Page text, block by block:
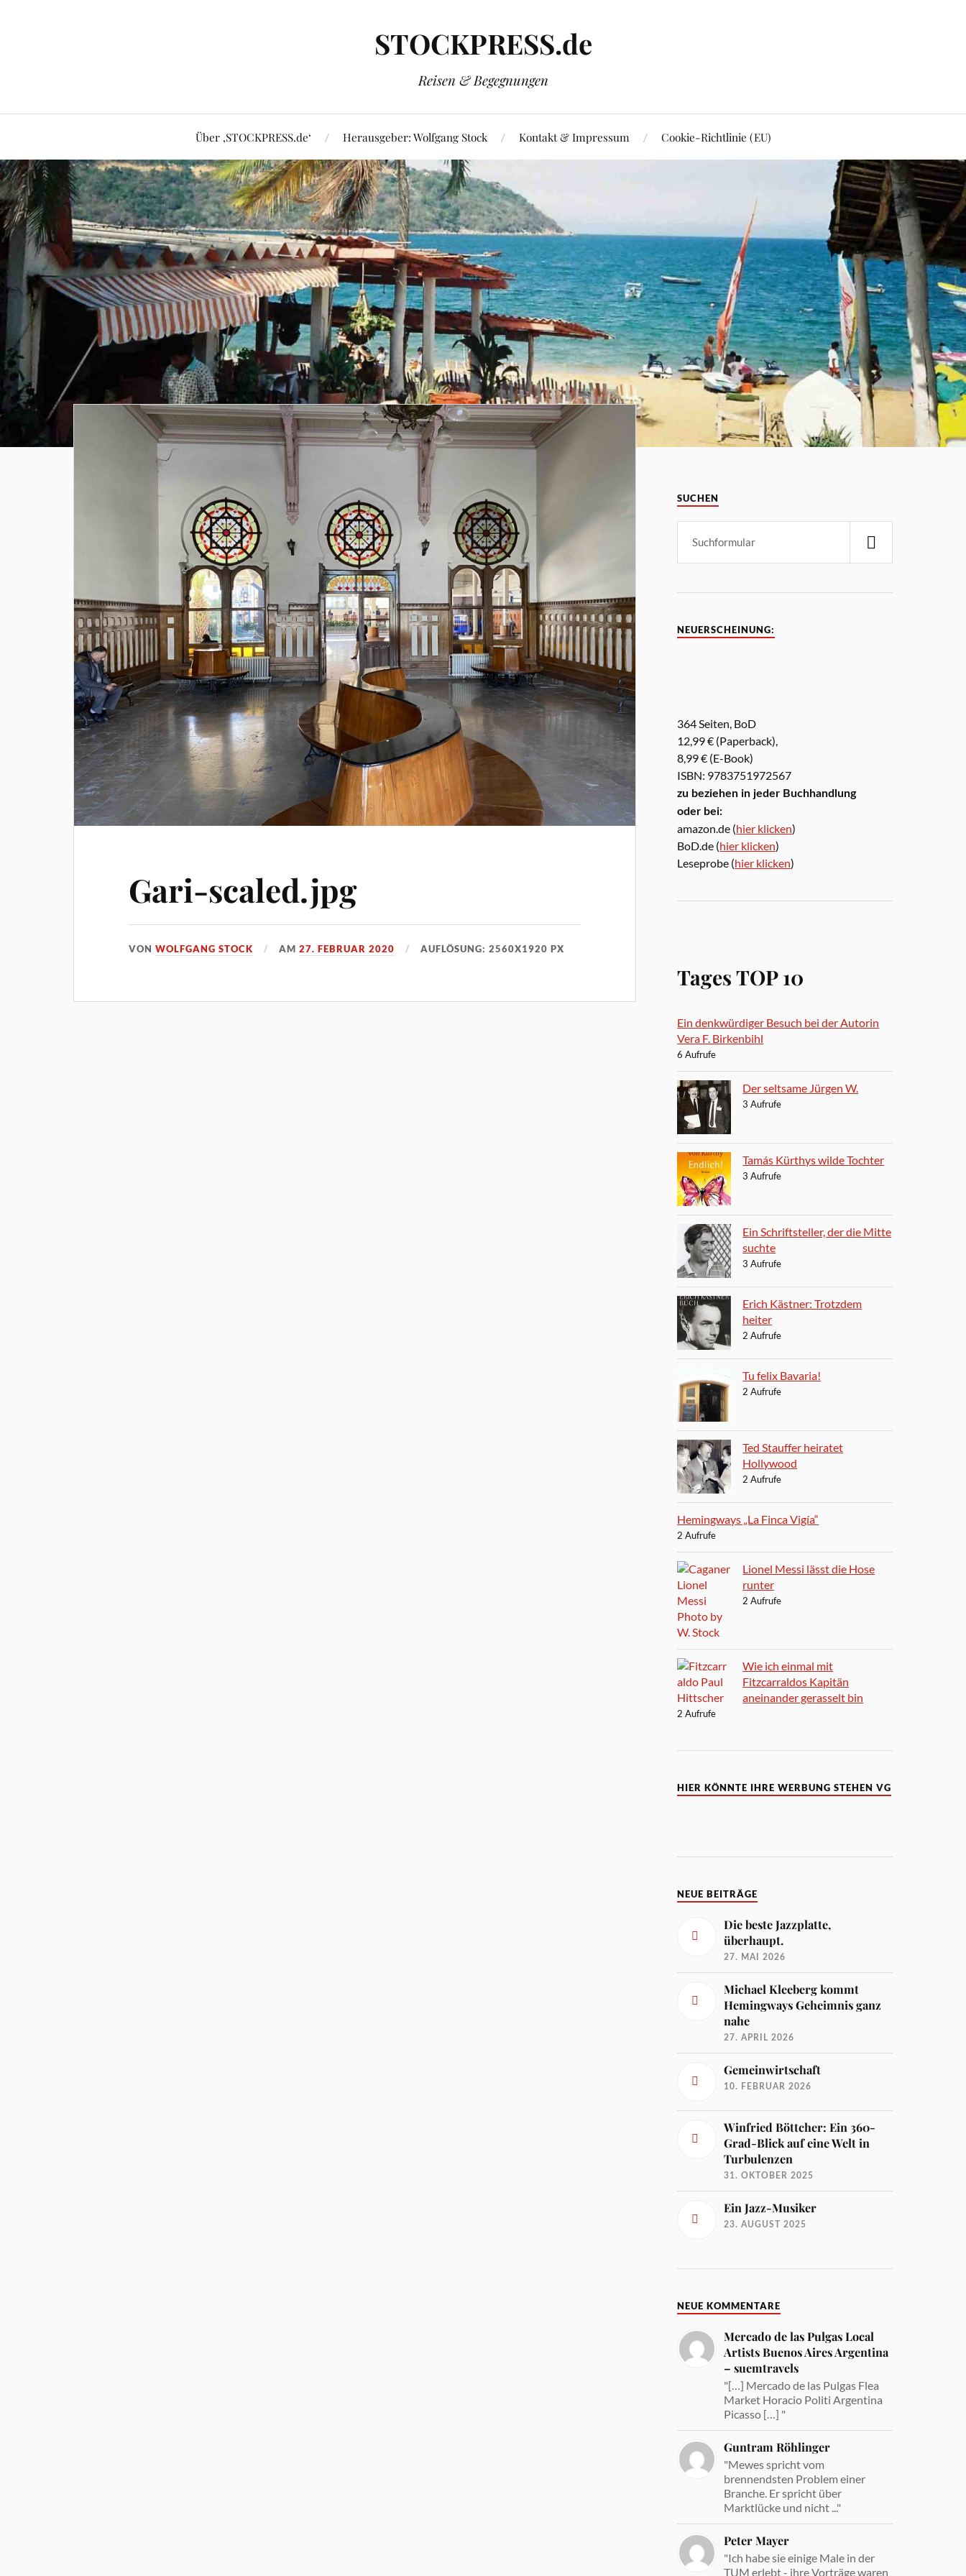
STOCKPRESS.de
Reisen & Begegnungen
Über ‚STOCKPRESS.de‘ Herausgeber: Wolfgang Stock Kontakt & Impressum Cookie-Richtlinie (EU)
Gari-scaled.jpg
VONWOLFGANG STOCK AM27. FEBRUAR 2020 AUFLÖSUNG: 2560X1920 PX
SUCHEN
NEUERSCHEINUNG:
364 Seiten, BoD
12,99 € (Paperback),
8,99 € (E-Book)
ISBN: 9783751972567
zu beziehen in jeder Buchhandlung
oder bei:
amazon.de (hier klicken)
BoD.de (hier klicken)
Leseprobe (hier klicken)
Tages TOP 10
Ein denkwürdiger Besuch bei der Autorin
Vera F. Birkenbihl
6 Aufrufe
Der seltsame Jürgen W.
3 Aufrufe
Tamás Kürthys wilde Tochter
3 Aufrufe
Ein Schriftsteller, der die Mitte
suchte
3 Aufrufe
Erich Kästner: Trotzdem
heiter
2 Aufrufe
Tu felix Bavaria!
2 Aufrufe
Ted Stauffer heiratet
Hollywood
2 Aufrufe
Hemingways „La Finca Vigía“
2 Aufrufe
Lionel Messi lässt die Hose
runter
2 Aufrufe
Wie ich einmal mit
Fitzcarraldos Kapitän
aneinander gerasselt bin
2 Aufrufe
HIER KÖNNTE IHRE WERBUNG STEHEN VG
NEUE BEITRÄGE
Die beste Jazzplatte,
überhaupt.
27. MAI 2026
Michael Kleeberg kommt
Hemingways Geheimnis ganz
nahe
27. APRIL 2026
Gemeinwirtschaft
10. FEBRUAR 2026
Winfried Böttcher: Ein 360-
Grad-Blick auf eine Welt in
Turbulenzen
31. OKTOBER 2025
Ein Jazz-Musiker
23. AUGUST 2025
NEUE KOMMENTARE
Mercado de las Pulgas Local
Artists Buenos Aires Argentina
– suemtravels
"[…] Mercado de las Pulgas Flea
Market Horacio Politi Argentina
Picasso […] "
Guntram Röhlinger
"Mewes spricht vom
brennendsten Problem einer
Branche. Er spricht über
Marktlücke und nicht ..."
Peter Mayer
"Ich habe sie einige Male in der
TUM erlebt - ihre Vorträge waren